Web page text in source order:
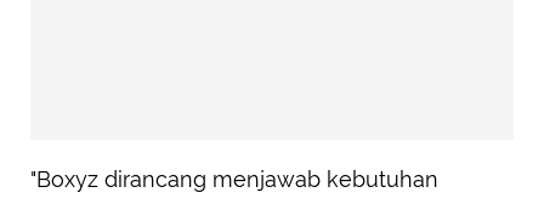
"Boxyz dirancang menjawab kebutuhan